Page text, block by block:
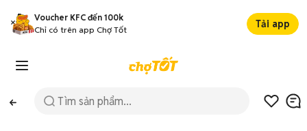
Voucher KFC đến 100k
Chỉ có trên app Chợ Tốt
Tải app